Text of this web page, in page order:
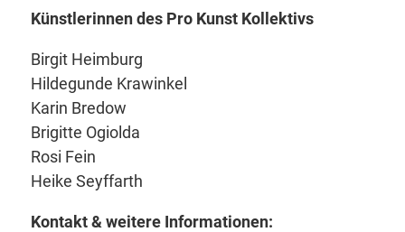
Künstlerinnen des Pro Kunst Kollektivs
Birgit Heimburg
Hildegunde Krawinkel
Karin Bredow
Brigitte Ogiolda
Rosi Fein
Heike Seyffarth
Kontakt & weitere Informationen: